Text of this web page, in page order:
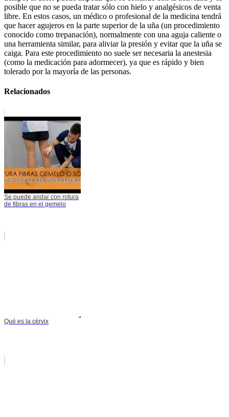
posible que no se pueda tratar sólo con hielo y analgésicos de venta
libre. En estos casos, un médico o profesional de la medicina tendrá
que hacer agujeros en la parte superior de la uña (un procedimiento
conocido como trepanación), normalmente con una aguja caliente o
una herramienta similar, para aliviar la presión y evitar que la uña se
caiga. Para este procedimiento no suele ser necesaria la anestesia
(como la medicación para adormecer), ya que es rápido y bien
tolerado por la mayoría de las personas.
Relacionados
Se puede andar con rotura
de fibras en el gemelo
Qué es la cérvix